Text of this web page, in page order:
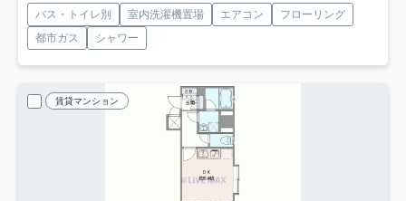
バス・トイレ別 室内洗濯機置場 エアコン
フローリング
都市ガス
シャワー
賃貸マンション